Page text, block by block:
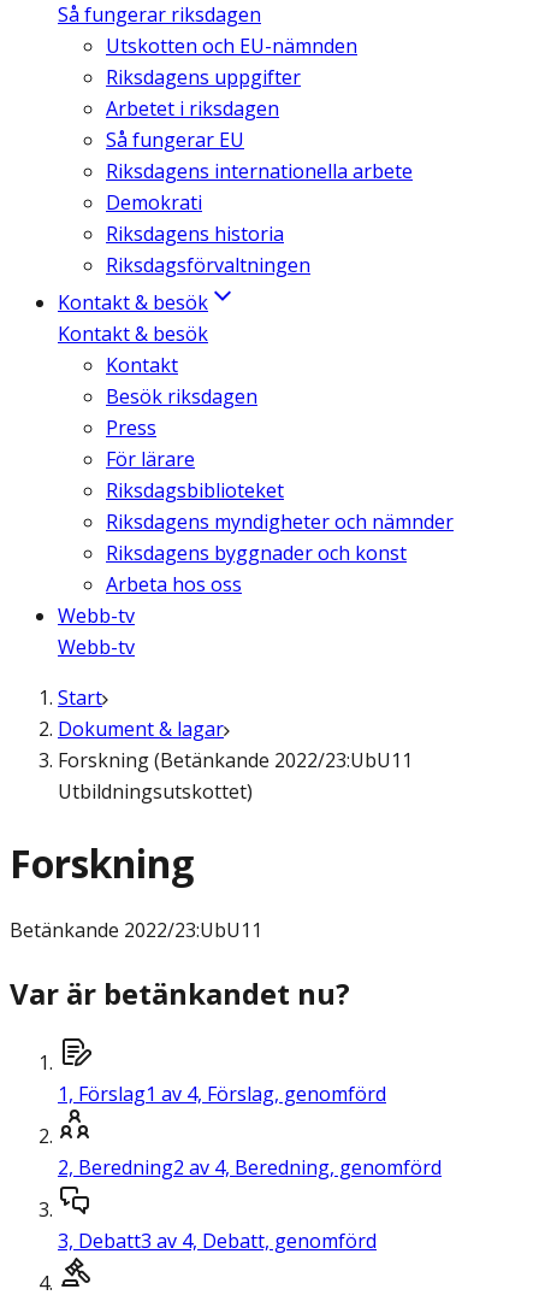
Så fungerar riksdagen
Utskotten och EU-nämnden
Riksdagens uppgifter
Arbetet i riksdagen
Så fungerar EU
Riksdagens internationella arbete
Demokrati
Riksdagens historia
Riksdagsförvaltningen
Kontakt & besök
Kontakt & besök
Kontakt
Besök riksdagen
Press
För lärare
Riksdagsbiblioteket
Riksdagens myndigheter och nämnder
Riksdagens byggnader och konst
Arbeta hos oss
Webb-tv
Webb-tv
Start
Dokument & lagar
Forskning (Betänkande 2022/23:UbU11
Utbildningsutskottet)
Forskning
Betänkande 2022/23:UbU11
Var är betänkandet nu?
1, Förslag1 av 4, Förslag, genomförd
2, Beredning2 av 4, Beredning, genomförd
3, Debatt3 av 4, Debatt, genomförd